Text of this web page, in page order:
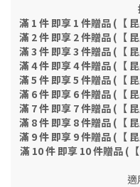
滿 1 件 即享 1 件贈品 (【
滿 2 件 即享 2 件贈品 (【
滿 3 件 即享 3 件贈品 (【
滿 4 件 即享 4 件贈品 (【
滿 5 件 即享 5 件贈品 (【
滿 6 件 即享 6 件贈品 (【
滿 7 件 即享 7 件贈品 (【
滿 8 件 即享 8 件贈品 (【
滿 9 件 即享 9 件贈品 (【
滿 10 件 即享 10 件贈品 (
適